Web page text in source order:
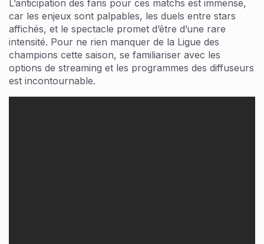
L’anticipation des fans pour ces matchs est immense,
car les enjeux sont palpables, les duels entre stars
affichés, et le spectacle promet d’être d’une rare
intensité. Pour ne rien manquer de la Ligue des
champions cette saison, se familiariser avec les
options de streaming et les programmes des diffuseurs
est incontournable.